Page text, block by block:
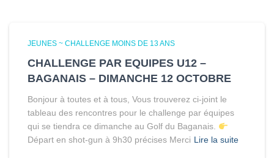
JEUNES ~ CHALLENGE MOINS DE 13 ANS
CHALLENGE PAR EQUIPES U12 –
BAGANAIS – DIMANCHE 12 OCTOBRE
Bonjour à toutes et à tous, Vous trouverez ci-joint le
tableau des rencontres pour le challenge par équipes
qui se tiendra ce dimanche au Golf du Baganais.
Départ en shot-gun à 9h30 précises Merci Lire la suite